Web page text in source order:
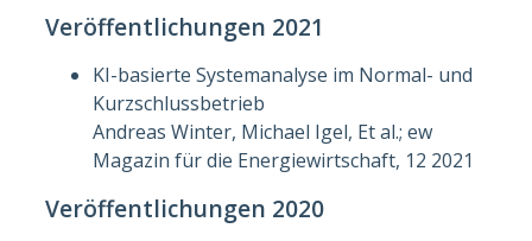
Veröffentlichungen 2021
KI-basierte Systemanalyse im Normal- und
Kurzschlussbetrieb
Andreas Winter, Michael Igel, Et al.; ew
Magazin für die Energiewirtschaft, 12 2021
Veröffentlichungen 2020